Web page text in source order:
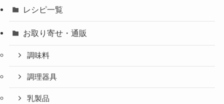
レシピ一覧
お取り寄せ・通販
調味料
調理器具
乳製品